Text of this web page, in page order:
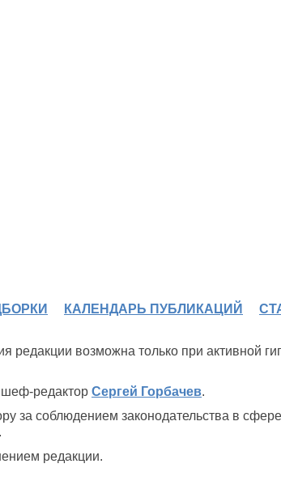
КАЛЕНДАРЬ ПУБЛИКАЦИЙ
редакции возможна только при активной
шеф-редактор Сергей Горбачев.
за соблюдением законодательства в
редакции.